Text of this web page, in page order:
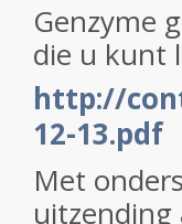
Genzyme
die u kunt
http://
12-13.pdf
Met
uitzending